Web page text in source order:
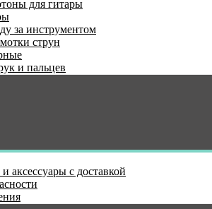
для гитары
за инструментом
струн
и пальцев
аксессуары с доставкой